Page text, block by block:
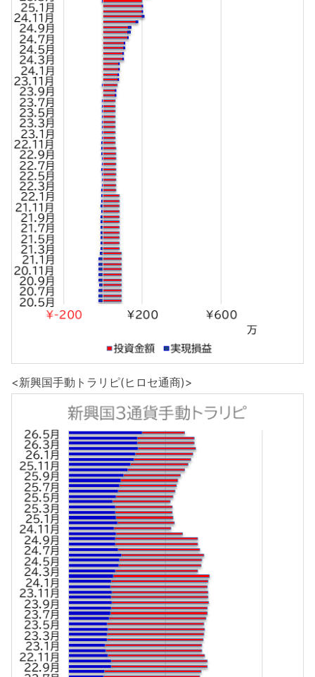
<新興国手動トラリピ(ヒロセ通商)>